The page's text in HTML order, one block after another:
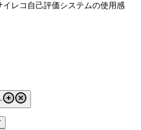
イレコ自己評価システムの使用感